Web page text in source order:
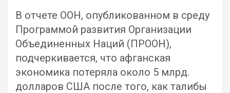
В отчете ООН, опубликованном в среду
Программой развития Организации
Объединенных Наций (ПРООН),
подчеркивается, что афганская
экономика потеряла около 5 млрд.
долларов США после того, как талибы